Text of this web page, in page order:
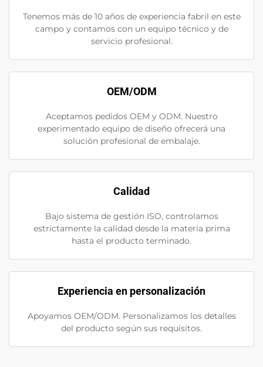
Tenemos más de 10 años de experiencia fabril en este
campo y contamos con un equipo técnico y de
servicio profesional.
OEM/ODM
Aceptamos pedidos OEM y ODM. Nuestro
experimentado equipo de diseño ofrecerá una
solución profesional de embalaje.
Calidad
Bajo sistema de gestión ISO, controlamos
estrictamente la calidad desde la materia prima
hasta el producto terminado.
Experiencia en personalización
Apoyamos OEM/ODM. Personalizamos los detalles
del producto según sus requisitos.